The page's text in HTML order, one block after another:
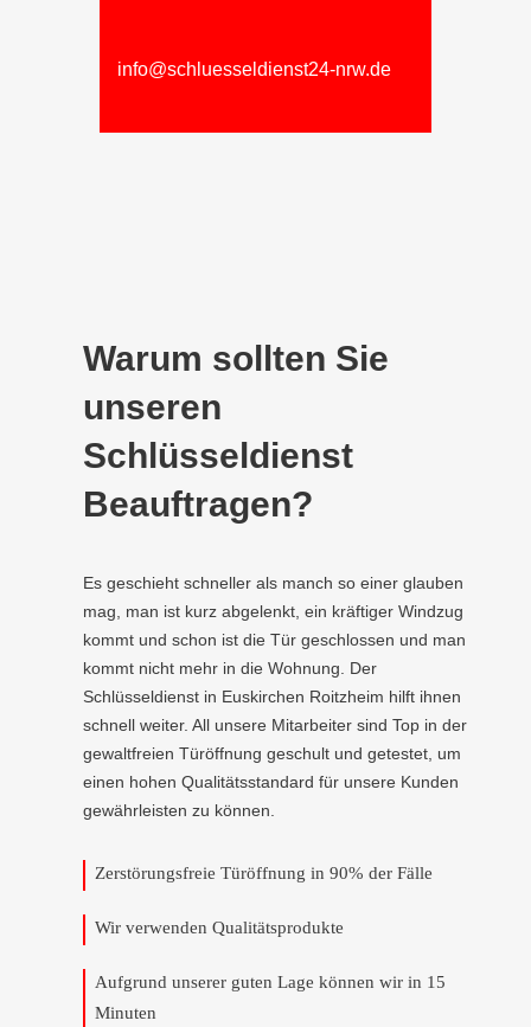
info@schluesseldienst24-nrw.de
Warum sollten Sie
unseren
Schlüsseldienst
Beauftragen?
Es geschieht schneller als manch so einer glauben
mag, man ist kurz abgelenkt, ein kräftiger Windzug
kommt und schon ist die Tür geschlossen und man
kommt nicht mehr in die Wohnung. Der
Schlüsseldienst in Euskirchen Roitzheim hilft ihnen
schnell weiter. All unsere Mitarbeiter sind Top in der
gewaltfreien Türöffnung geschult und getestet, um
einen hohen Qualitätsstandard für unsere Kunden
gewährleisten zu können.
Zerstörungsfreie Türöffnung in 90% der Fälle
Wir verwenden Qualitätsprodukte
Aufgrund unserer guten Lage können wir in 15
Minuten